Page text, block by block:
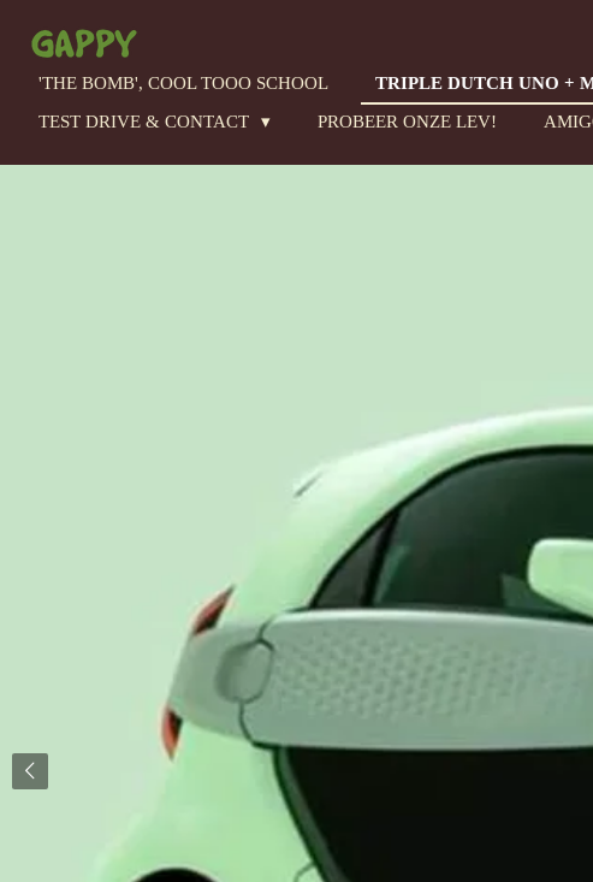
direct
naar
hoofdinhoud
'THE BOMB', COOL TOOO SCHOOL TRIPLE DUTCH UNO +
TEST DRIVE & CONTACT
PROBEER ONZE LEV!